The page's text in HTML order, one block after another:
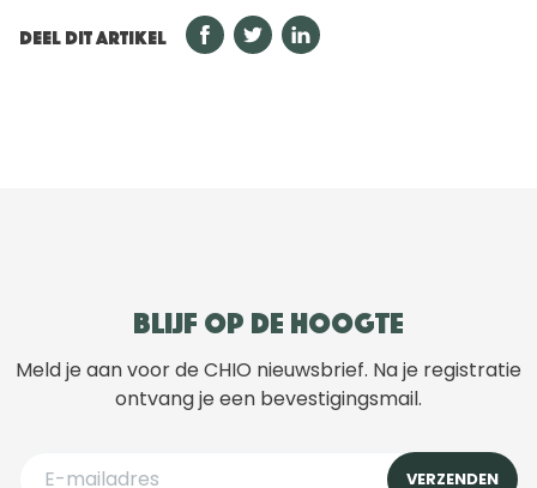
DEEL DIT ARTIKEL
Blijf op de hoogte
Meld je aan voor de CHIO nieuwsbrief. Na je registratie
ontvang je een bevestigingsmail.